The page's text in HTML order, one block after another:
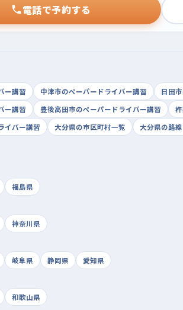
電話で予約する
ー講習 中津市のペーパードライバー講習 日田
ー講習 豊後高田市のペーパードライバー講習
イバー講習 大分県の市区町村一覧 大分県の路
福島県
神奈川県
岐阜県 静岡県 愛知県
和歌山県